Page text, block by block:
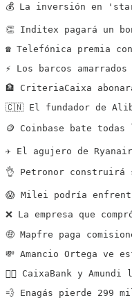
💰 La inversión en
👏 Inditex pagará un
☎️ Telefónica premia
⚡️ Los barcos
🏦 CriteriaCaixa
🇨🇳 El fundador de
🪙 Coinbase bate
✈️ El agujero de
👌 Petronor construirá
😱 Milei podría
❌ La empresa que
🤑 Mapfre paga
💸 Amancio Ortega ve
👍🏻 CaixaBank y
💨 Enagás pierde 299